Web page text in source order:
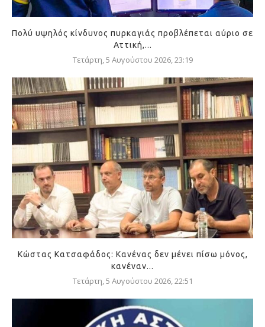
Πολύ υψηλός κίνδυνος πυρκαγιάς προβλέπεται αύριο σε
Αττική,...
Τετάρτη, 5 Αυγούστου 2026, 23:19
Κώστας Κατσαφάδος: Κανένας δεν μένει πίσω μόνος,
κανέναν...
Τετάρτη, 5 Αυγούστου 2026, 22:51